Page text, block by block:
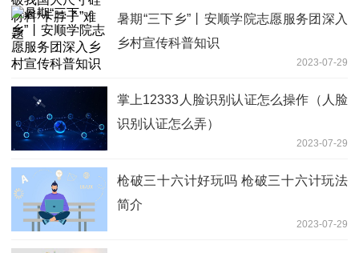
暑期“三下乡”丨安顺学院志愿服务团深入
乡村宣传科普知识
2023-07-29
掌上12333人脸识别认证怎么操作（人脸
识别认证怎么弄）
2023-07-29
枪破三十六计好玩吗 枪破三十六计玩法
简介
2023-07-29